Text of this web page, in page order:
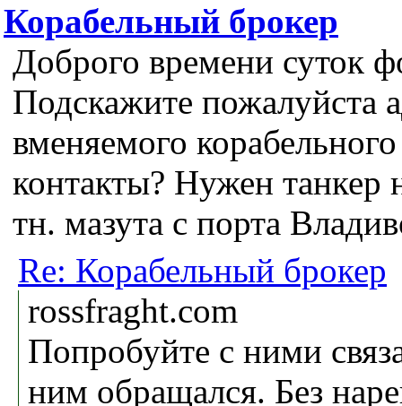
Корабельный брокер
Доброго времени суток
Подскажите пожалуйста
вменяемого
контакты? Нужен танкер
тн. мазута с порта
Re: Корабельный брокер
rossfraght.com
Попробуйте с ними
ним обращался. Без